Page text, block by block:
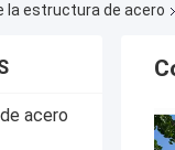
la estructura de acero
acero